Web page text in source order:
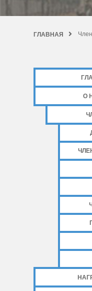
ГЛАВНАЯ
О